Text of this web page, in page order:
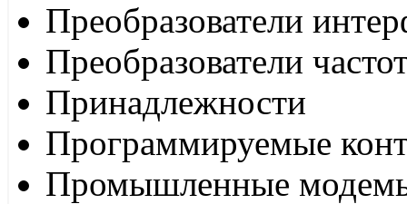
Преобразователи
Преобразователи
Принадлежности
Программируемые
Промышленные